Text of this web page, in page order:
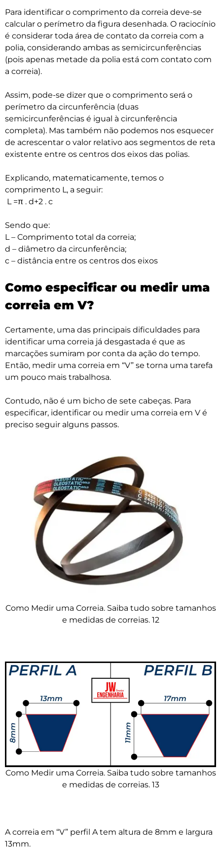
Para identificar o comprimento da correia deve-se
calcular o perímetro da figura desenhada. O raciocínio
é considerar toda área de contato da correia com a
polia, considerando ambas as semicircunferências
(pois apenas metade da polia está com contato com
a correia).
Assim, pode-se dizer que o comprimento será o
perímetro da circunferência (duas
semicircunferências é igual à circunferência
completa). Mas também não podemos nos esquecer
de acrescentar o valor relativo aos segmentos de reta
existente entre os centros dos eixos das polias.
Explicando, matematicamente, temos o
comprimento L, a seguir:
L =π . d+2 . c
Sendo que:
L – Comprimento total da correia;
d – diâmetro da circunferência;
c – distância entre os centros dos eixos
Como especificar ou medir uma
correia em V?
Certamente, uma das principais dificuldades para
identificar uma correia já desgastada é que as
marcações sumiram por conta da ação do tempo.
Então, medir uma correia em “V” se torna uma tarefa
um pouco mais trabalhosa.
Contudo, não é um bicho de sete cabeças. Para
especificar, identificar ou medir uma correia em V é
preciso seguir alguns passos.
Como Medir uma Correia. Saiba tudo sobre tamanhos
e medidas de correias. 12
Como Medir uma Correia. Saiba tudo sobre tamanhos
e medidas de correias. 13
A correia em “V” perfil A tem altura de 8mm e largura
13mm.